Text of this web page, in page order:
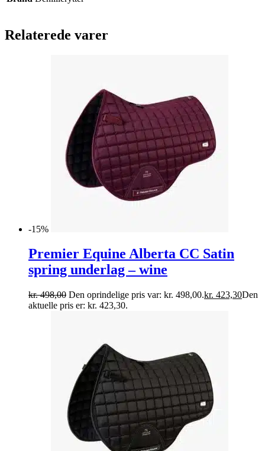
Relaterede varer
-15%
Premier Equine Alberta CC Satin
spring underlag – wine
kr.498,00 Den oprindelige pris var: kr. 498,00.kr. 423,30Den
aktuelle pris er: kr. 423,30.